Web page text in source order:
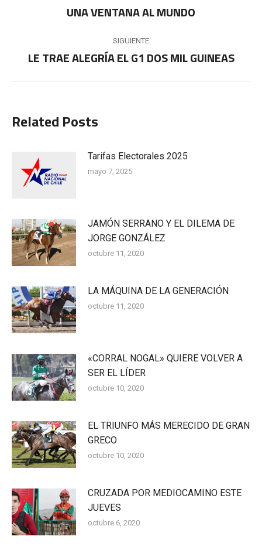
publicaciones
Publicación
UNA VENTANA AL MUNDO
SIGUIENTE
Publicación
LE TRAE ALEGRÍA EL G1 DOS MIL GUINEAS
Related Posts
Tarifas Electorales 2025
mayo 7, 2025
JAMÓN SERRANO Y EL DILEMA DE
JORGE GONZÁLEZ
octubre 11, 2020
LA MÁQUINA DE LA GENERACIÓN
octubre 11, 2020
«CORRAL NOGAL» QUIERE VOLVER A
SER EL LÍDER
octubre 10, 2020
EL TRIUNFO MÁS MERECIDO DE GRAN
GRECO
octubre 10, 2020
CRUZADA POR MEDIOCAMINO ESTE
JUEVES
octubre 6, 2020